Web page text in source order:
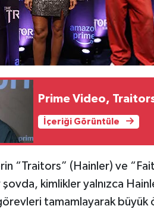
Prime Video,
İçeriği Görüntüle
“Traitors” (Hainler) ve
şovda, kimlikler yalnızca
tamamlayarak